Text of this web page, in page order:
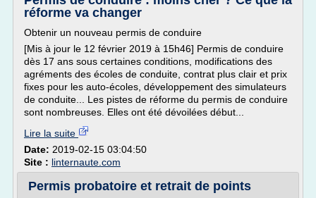
réforme va changer
Obtenir un nouveau permis de conduire
[Mis à jour le 12 février 2019 à 15h46] Permis de conduire
dès 17 ans sous certaines conditions, modifications des
agréments des écoles de conduite, contrat plus clair et prix
fixes pour les auto-écoles, développement des simulateurs
de conduite... Les pistes de réforme du permis de conduire
sont nombreuses. Elles ont été dévoilées début...
Lire la suite
Date: 2019-02-15 03:04:50
Site : linternaute.com
Permis probatoire et retrait de points